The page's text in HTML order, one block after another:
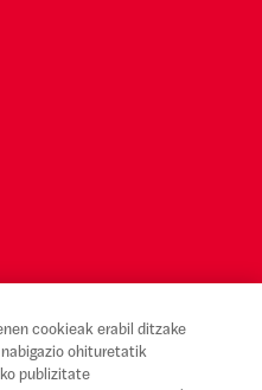
cookieak erabil ditzake
ohituretatik
publizitate